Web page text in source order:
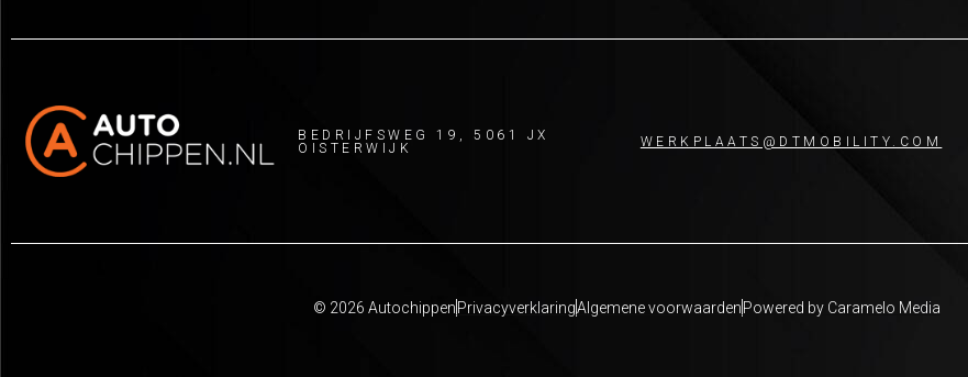
BEDRIJFSWEG 19, 5061 JX
OISTERWIJK
WERKPLAATS@DTMOBILITY.COM
© 2026 AutochippenPrivacyverklaringAlgemene voorwaardenPowered by Caramelo Media